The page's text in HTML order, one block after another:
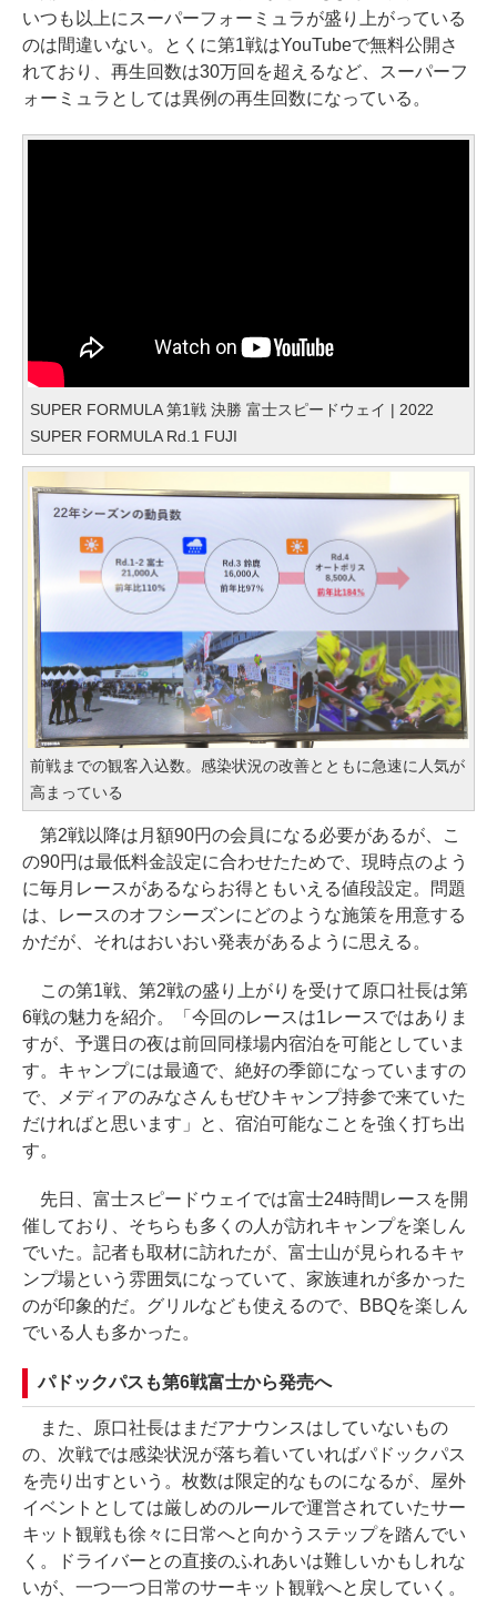
いつも以上にスーパーフォーミュラが盛り上がっている
のは間違いない。とくに第1戦はYouTubeで無料公開さ
れており、再生回数は30万回を超えるなど、スーパーフ
ォーミュラとしては異例の再生回数になっている。
SUPER FORMULA 第1戦 決勝 富士スピードウェイ | 2022
SUPER FORMULA Rd.1 FUJI
前戦までの観客入込数。感染状況の改善とともに急速に人気が
高まっている
第2戦以降は月額90円の会員になる必要があるが、こ
の90円は最低料金設定に合わせたためで、現時点のよう
に毎月レースがあるならお得ともいえる値段設定。問題
は、レースのオフシーズンにどのような施策を用意する
かだが、それはおいおい発表があるように思える。
この第1戦、第2戦の盛り上がりを受けて原口社長は第
6戦の魅力を紹介。「今回のレースは1レースではありま
すが、予選日の夜は前回同様場内宿泊を可能としていま
す。キャンプには最適で、絶好の季節になっていますの
で、メディアのみなさんもぜひキャンプ持参で来ていた
だければと思います」と、宿泊可能なことを強く打ち出
す。
先日、富士スピードウェイでは富士24時間レースを開
催しており、そちらも多くの人が訪れキャンプを楽しん
でいた。記者も取材に訪れたが、富士山が見られるキャ
ンプ場という雰囲気になっていて、家族連れが多かった
のが印象的だ。グリルなども使えるので、BBQを楽しん
でいる人も多かった。
パドックパスも第6戦富士から発売へ
また、原口社長はまだアナウンスはしていないもの
の、次戦では感染状況が落ち着いていればパドックパス
を売り出すという。枚数は限定的なものになるが、屋外
イベントとしては厳しめのルールで運営されていたサー
キット観戦も徐々に日常へと向かうステップを踏んでい
く。ドライバーとの直接のふれあいは難しいかもしれな
いが、一つ一つ日常のサーキット観戦へと戻していく。